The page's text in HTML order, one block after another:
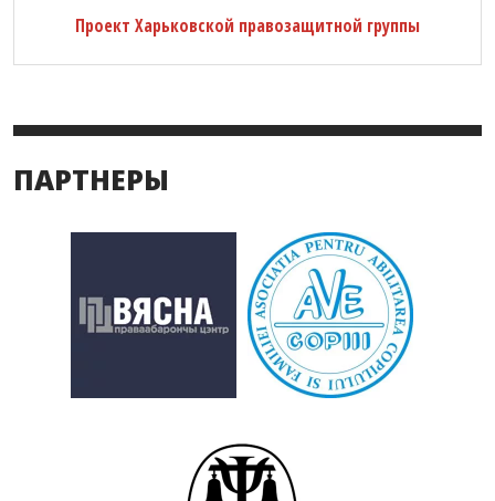
Проект Харьковской правозащитной группы
ПАРТНЕРЫ